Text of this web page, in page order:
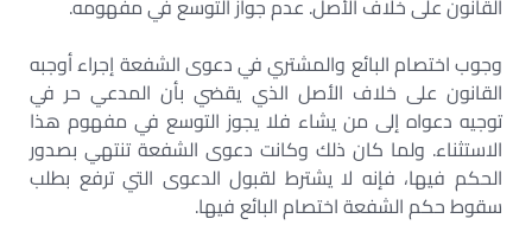
القانون على خلاف الأصل. عدم جواز التوسع في مفهومه.
وجوب اختصام البائع والمشتري في دعوى الشفعة إجراء أوجبه
القانون على خلاف الأصل الذي يقضي بأن المدعي حر في
توجيه دعواه إلى من يشاء فلا يجوز التوسع في مفهوم هذا
الاستثناء. ولما كان ذلك وكانت دعوى الشفعة تنتهي بصدور
الحكم فيها، فإنه لا يشترط لقبول الدعوى التي ترفع بطلب
سقوط حكم الشفعة اختصام البائع فيها.